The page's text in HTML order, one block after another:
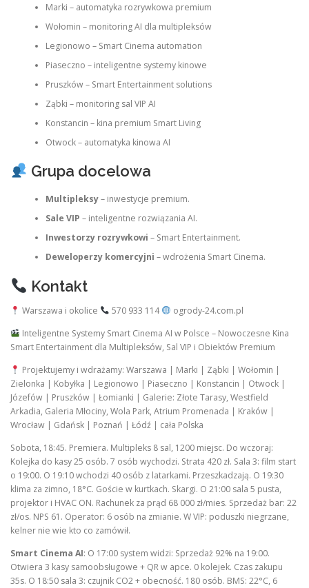
Marki – automatyka rozrywkowa premium
Wołomin – monitoring AI dla multipleksów
Legionowo – Smart Cinema automation
Piaseczno – inteligentne systemy kinowe
Pruszków – Smart Entertainment solutions
Ząbki – monitoring sal VIP AI
Konstancin – kina premium Smart Living
Otwock – automatyka kinowa AI
Grupa docelowa
Multipleksy– inwestycje premium.
Sale VIP – inteligentne rozwiązania AI.
Inwestorzy rozrywkowi – Smart Entertainment.
Deweloperzy komercyjni – wdrożenia Smart Cinema.
Kontakt
Warszawa i okolice 570 933 114
ogrody-24.com.pl
Inteligentne Systemy Smart Cinema AI w Polsce – Nowoczesne Kina
Smart Entertainment dla Multipleksów, Sal VIP i Obiektów Premium
Projektujemy i wdrażamy: Warszawa | Marki | Ząbki | Wołomin |
Zielonka | Kobyłka | Legionowo | Piaseczno | Konstancin | Otwock |
Józefów | Pruszków | Łomianki | Galerie: Złote Tarasy, Westfield
Arkadia, Galeria Młociny, Wola Park, Atrium Promenada | Kraków |
Wrocław | Gdańsk | Poznań | Łódź | cała Polska
Sobota, 18:45. Premiera. Multipleks 8 sal, 1200 miejsc. Do wczoraj:
Kolejka do kasy 25 osób. 7 osób wychodzi. Strata 420 zł. Sala 3: film start
o 19:00. O 19:10 wchodzi 40 osób z latarkami. Przeszkadzają. O 19:30
klima za zimno, 18°C. Goście w kurtkach. Skargi. O 21:00 sala 5 pusta,
projektor i HVAC ON. Rachunek za prąd 68 000 zł/mies. Sprzedaż bar: 22
zł/os. NPS 61. Operator: 6 osób na zmianie. W VIP: poduszki niegrzane,
kelner nie wie kto co zamówił.
Smart Cinema AI: O 17:00 system widzi: Sprzedaż 92% na 19:00.
Otwiera 3 kasy samoobsługowe + QR w apce. 0 kolejek. Czas zakupu
35s. O 18:50 sala 3: czujnik CO2 + obecność. 180 osób. BMS: 22°C, 6